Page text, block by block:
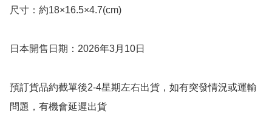
尺寸：約18×16.5×4.7(cm)
日本開售日期：2026年3月10日
預訂貨品約截單後2-4星期左右出貨，如有突發情況或運輸
問題，有機會延遲出貨